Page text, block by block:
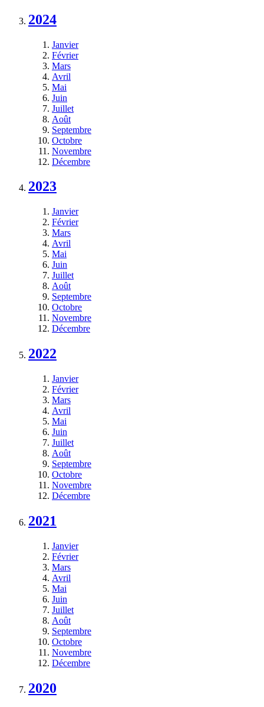
2024
Janvier
Février
Mars
Avril
Mai
Juin
Juillet
Août
Septembre
Octobre
Novembre
Décembre
2023
Janvier
Février
Mars
Avril
Mai
Juin
Juillet
Août
Septembre
Octobre
Novembre
Décembre
2022
Janvier
Février
Mars
Avril
Mai
Juin
Juillet
Août
Septembre
Octobre
Novembre
Décembre
2021
Janvier
Février
Mars
Avril
Mai
Juin
Juillet
Août
Septembre
Octobre
Novembre
Décembre
2020